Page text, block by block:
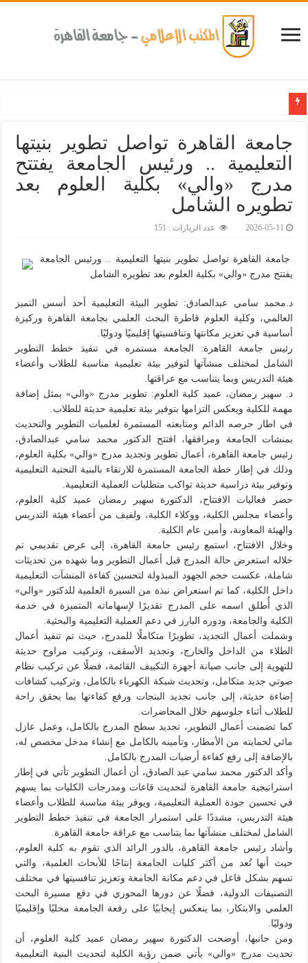
جامعة القاهرة تواصل تطوير بنيتها
التعليمية .. ورئيس الجامعة يفتتح
مدرج «والي» بكلية العلوم بعد
تطويره الشامل
2026-05-11 عدد الزيارات : 151
جامعة القاهرة تواصل تطوير بنيتها التعليمية .. ورئيس الجامعة
يفتتح مدرج «والي» بكلية العلوم بعد تطويره الشامل
د.محمد سامي عبدالصادق: تطوير البيئة التعليمية أحد أسس التميز
العالمي، وكلية العلوم قاطرة البحث العلمي بجامعة القاهرة وركيزة
أساسية في تعزيز مكانتها وتنافسيتها إقليميًا ودوليًا.
رئيس جامعة القاهرة: الجامعة مستمره في تنفيذ خطط التطوير
الشامل لمختلف منشآتها لتوفير بيئة تعليمية مناسبة للطلاب وأعضاء
هيئة التدريس وبما يتناسب مع عراقتها.
د. سهير رمضان، عميد كلية العلوم: تطوير مدرج «والي» يمثل إضافة
مهمة للكلية ويعكس التزامها بتوفير بيئة تعليمية حديثة للطلاب.
في اطار حرصه الدائم ومتابعته المستمرة لعلميات التطوير والتحديث
بمنشات الجامعة ومرافقها، افتتح الدكتور محمد سامي عبدالصادق،
رئيس جامعة القاهرة، أعمال تطوير وتجديد مدرج «والي» بكلية العلوم،
وذلك في إطار خطة الجامعة المستمرة للارتقاء بالبنية التحتية التعليمية
وتوفير بيئة دراسية حديثة تواكب متطلبات العملية التعليمية.
حضر فعاليات الافتتاح، الدكتورة سهير رمضان عميد كلية العلوم،
وأعضاء مجلس الكلية، ووكلاء الكلية، ولفيف من أعضاء هيئة التدريس
والهيئة المعاونة، وأمين عام الكلية.
وخلال الافتتاح، استمع رئيس جامعة القاهرة، إلى عرض تقديمي تم
خلاله استعرض حالة المدرج قبل أعمال التطوير وما شهده من تحديثات
شاملة، عكست حجم الجهود المبذولة لتحسين كفاءة المنشآت التعليمية
داخل الكلية، كما تم استعراض نبذة من السيرة العلمية للدكتور «والي»
الذي أُطلق اسمه على المدرج تقديرًا لإسهاماته المتميزة في خدمة
الكلية والجامعة، ودوره البارز في دعم العملية التعليمية والبحثية.
وشملت أعمال التجديد، تطويرًا متكاملًا للمدرج، حيث تم تنفيذ أعمال
الطلاء من الداخل والخارج، وتجديد الأسقف، وتركيب مراوح حديثة
للتهوية إلى جانب صيانة أجهزة التكييف القائمة، فضلًا عن تركيب نظام
صوتي جديد متكامل، وتحديث شبكة الكهرباء بالكامل، وتركيب كشافات
إضاءة حديثة، إلى جانب تجديد البنجات ورفع كفاءتها بما يحقق راحة
للطلاب أثناء جلوسهم خلال المحاضرات.
كما تضمنت أعمال التطوير، تجديد سطح المدرج بالكامل، وعمل عازل
مائي لحمايته من الأمطار، وتأمينه بالكامل مع إنشاء مدخل مخصص له،
بالإضافة إلى رفع كفاءة أرضيات المدرج بالكامل.
وأكد الدكتور محمد سامي عبد الصادق، أن أعمال التطوير تأتي في إطار
استراتيجية جامعة القاهرة لتحديث قاعات ومدرجات الكليات بما يسهم
في تحسين جودة العملية التعليمية، ويوفر بيئة مناسبة للطلاب وأعضاء
هيئة التدريس، مشددًا على استمرار الجامعة في تنفيذ خطط التطوير
الشامل لمختلف منشآتها بما يتناسب مع عراقة جامعة القاهرة.
وأشاد رئيس جامعة القاهرة، بالدور الرائد الذي تقوم به كلية العلوم،
حيث أنها تُعد من أكثر كليات الجامعة إنتاجًا للأبحاث العلمية، والتي
تسهم بشكل فاعل في دعم مكانة الجامعة وتعزيز تنافسيتها في مختلف
التصنيفات الدولية، فضلًا عن دورها المحوري في دفع مسيرة البحث
العلمي والابتكار، بما ينعكس إيجابيًا على رفعة الجامعة محليًا وإقليميًا
ودوليًا.
ومن جانبها، أوضحت الدكتورة سهير رمضان عميد كلية العلوم، أن
تحديث مدرج «والي» يأتي ضمن رؤية الكلية لتحديث البنية التعليمية